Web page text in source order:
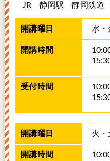
JR 静岡駅 静岡鉄道
水・
火・